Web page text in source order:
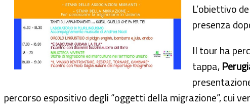
L’obiettivo
presenza
Il tour ha
tappa,
percorso espositivo degli “oggetti della migrazione”,